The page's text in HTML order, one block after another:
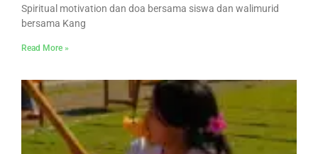
Spiritual motivation dan doa bersama siswa dan walimurid
bersama Kang
Read More »